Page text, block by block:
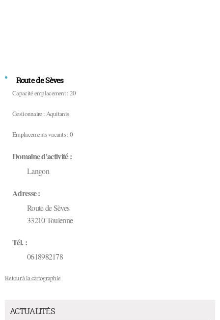
Route de Sèves
Capacité emplacement : 20
Gestionnaire : Aquitanis
Emplacements vacants : 0
Domaine d'activité :
Langon
Adresse :
Route de Sèves
33210Toulenne
Tél. :
0618982178
Retour à la cartographie
ACTUALITÉS